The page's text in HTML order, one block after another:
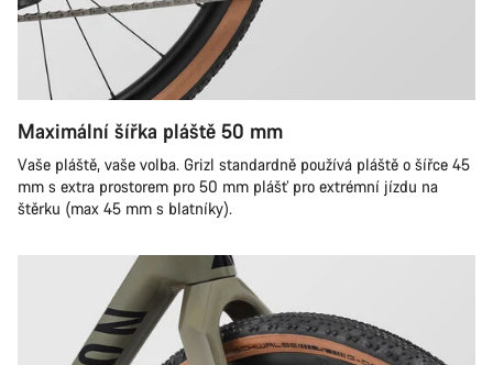
Maximální šířka pláště 50 mm
Vaše pláště, vaše volba. Grizl standardně používá pláště o šířce 45
mm s extra prostorem pro 50 mm plášť pro extrémní jízdu na
štěrku (max 45 mm s blatníky).